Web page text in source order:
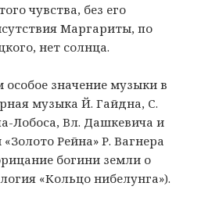
чувства, без его
Маргариты, по
нет солнца.
значение музыки в
музыка Й. Гайдна, С.
Лобоса, Вл. Дашкевича и
Рейна» Р. Вагнера
богини земли о
«Кольцо нибелунга»).